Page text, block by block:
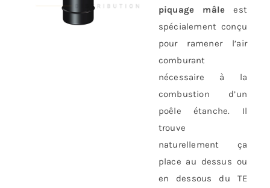
piquage mâle est
spécialement conçu
pour ramener l’air
comburant
nécessaire à la
combustion d’un
poêle étanche. Il
trouve
naturellement ça
place au dessus ou
en dessous du TE